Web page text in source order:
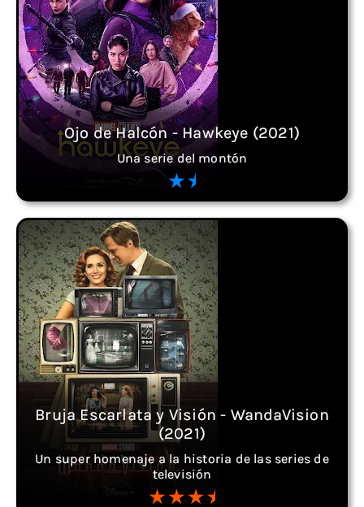
Ojo de Halcón - Hawkeye (2021)
Una serie del montón
Bruja Escarlata y Visión - WandaVision
(2021)
Un super homenaje a la historia de las series de
televisión